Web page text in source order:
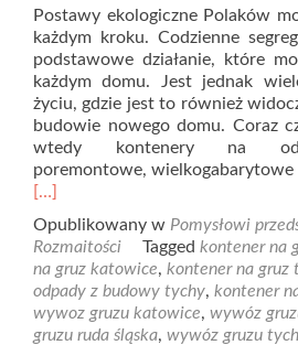
Postawy ekologiczne Polaków
każdym kroku. Codzienne
podstawowe działanie, które
każdym domu. Jest jednak
życiu, gdzie jest to również
budowie nowego domu. Coraz
wtedy kontenery na
poremontowe, wielkogabarytowe
Read
about
Wywóz
odpadów
budowlanych
Mysłowice
[…]
Opublikowany w Pomysłowi
Rozmaitości
Tagged kontener na
na gruz katowice, kontener na gruz
odpady z budowy tychy, kontener
wywoz gruzu katowice, wywóz
gruzu ruda śląska, wywóz gruzu